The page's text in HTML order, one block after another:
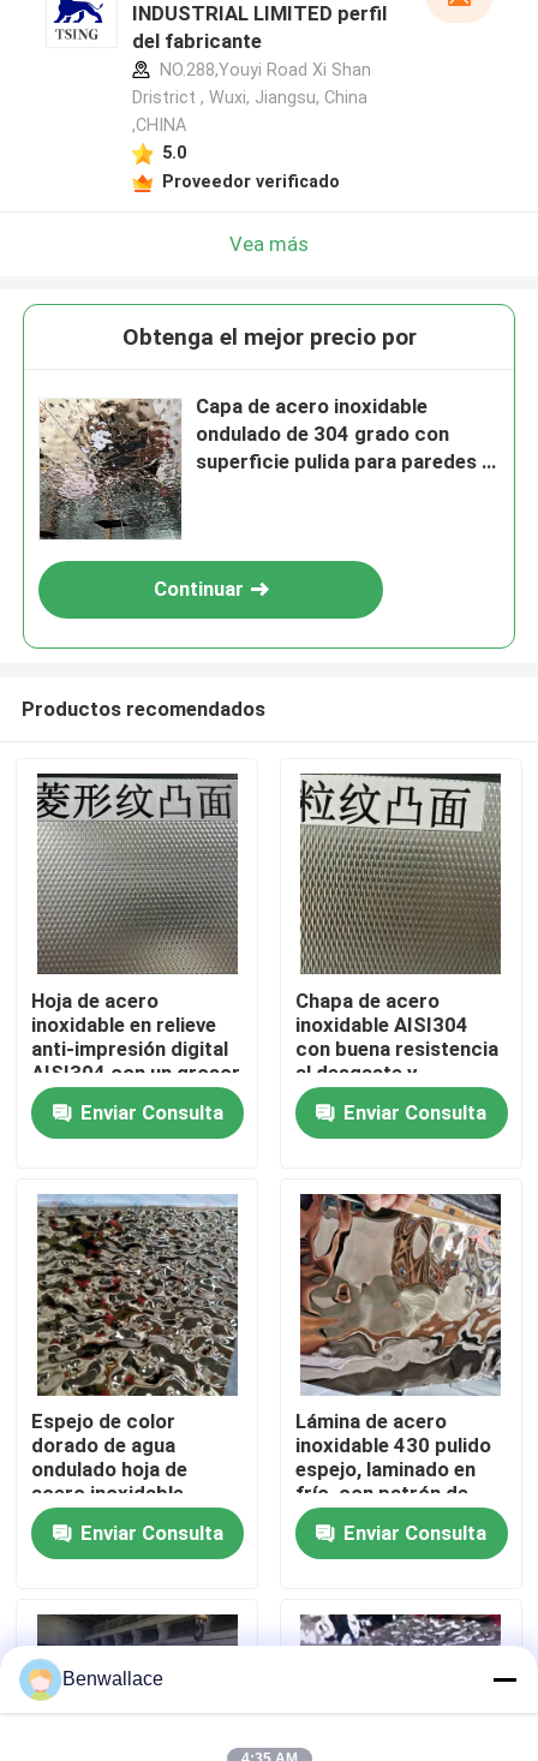
En casa
Productos
Los vídeos
Sobre nosotros
recorrido por la fábrica
Control de calidad
Contacta con nosotros
Casos de trabajo
INDUSTRIAL LIMITED perfil
del fabricante
NO.288,Youyi Road Xi Shan
Dristrict , Wuxi, Jiangsu, China
,CHINA
5.0
Proveedor verificado
Vea más
Obtenga el mejor precio por
Capa de acero inoxidable
ondulado de 304 grado con
superficie pulida para paredes y
Continuar
Productos recomendados
Hoja de acero
inoxidable en relieve
anti-impresión digital
AISI304 con un grosor
de 0,4 a 3,0 mm para
aplicaciones
arquitectónicas
Enviar Consulta
Chapa de acero
inoxidable AISI304
con buena resistencia
al desgaste y
superficie grabada
para aplicaciones
decorativas
Enviar Consulta
Espejo de color
dorado de agua
ondulado hoja de
acero inoxidable
AISI304 AISI316L
para la decoración del
techo
Enviar Consulta
Lámina de acero
inoxidable 430 pulido
espejo, laminado en
frío, con patrón de
onda de agua y color
PVD Enviar Consulta
Benwallace